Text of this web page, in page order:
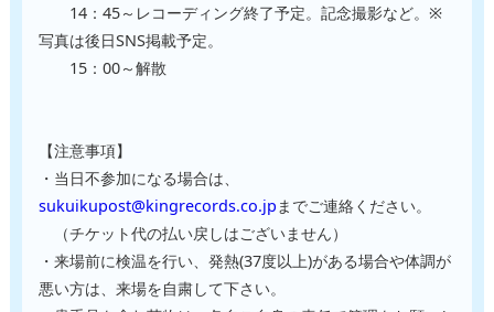
14：45～レコーディング終了予定。記念撮影など。※
写真は後日SNS掲載予定。
【注意事項】
・当日不参加になる場合は、
sukuikupost@kingrecords.co.jpまでご連絡ください。
（チケット代の払い戻しはございません）
・来場前に検温を行い、発熱(37度以上)がある場合や体調が
悪い方は、来場を自粛して下さい。